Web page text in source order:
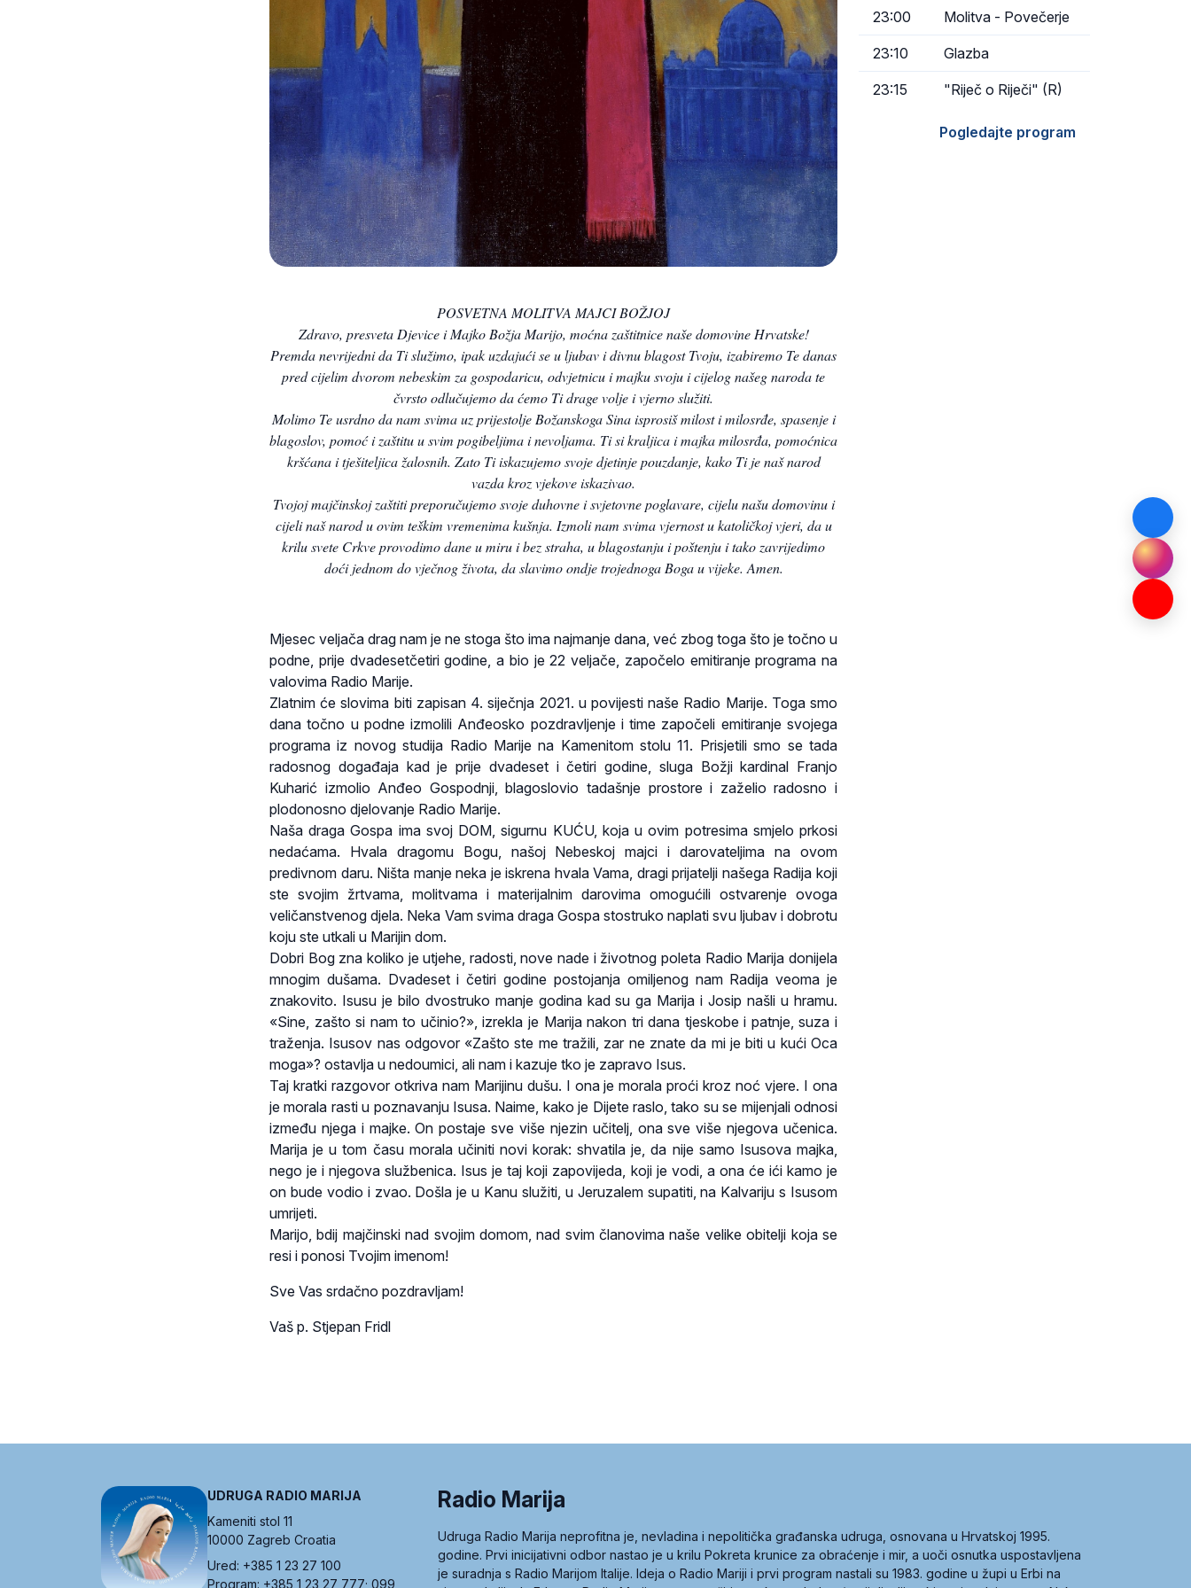
POSVETNA MOLITVA MAJCI BOŽJOJ
Zdravo, presveta Djevice i Majko Božja Marijo, moćna zaštitnice naše domovine Hrvatske!
Premda nevrijedni da Ti služimo, ipak uzdajući se u ljubav i divnu blagost Tvoju, izabiremo Te danas
pred cijelim dvorom nebeskim za gospodaricu, odvjetnicu i majku svoju i cijelog našeg naroda te
čvrsto odlučujemo da ćemo Ti drage volje i vjerno služiti.
Molimo Te usrdno da nam svima uz prijestolje Božanskoga Sina isprosiš milost i milosrđe, spasenje i
blagoslov, pomoć i zaštitu u svim pogibeljima i nevoljama. Ti si kraljica i majka milosrđa, pomoćnica
kršćana i tješiteljica žalosnih. Zato Ti iskazujemo svoje djetinje pouzdanje, kako Ti je naš narod
vazda kroz vjekove iskazivao.
Tvojoj majčinskoj zaštiti preporučujemo svoje duhovne i svjetovne poglavare, cijelu našu domovinu i
cijeli naš narod u ovim teškim vremenima kušnja. Izmoli nam svima vjernost u katoličkoj vjeri, da u
krilu svete Crkve provodimo dane u miru i bez straha, u blagostanju i poštenju i tako zavrijedimo
doći jednom do vječnog života, da slavimo ondje trojednoga Boga u vijeke. Amen.
Mjesec veljača drag nam je ne stoga što ima najmanje dana, već zbog toga što je točno u
podne, prije dvadesetčetiri godine, a bio je 22 veljače, započelo emitiranje programa na
valovima Radio Marije.
Zlatnim će slovima biti zapisan 4. siječnja 2021. u povijesti naše Radio Marije. Toga smo
dana točno u podne izmolili Anđeosko pozdravljenje i time započeli emitiranje svojega
programa iz novog studija Radio Marije na Kamenitom stolu 11. Prisjetili smo se tada
radosnog događaja kad je prije dvadeset i četiri godine, sluga Božji kardinal Franjo
Kuharić izmolio Anđeo Gospodnji, blagoslovio tadašnje prostore i zaželio radosno i
plodonosno djelovanje Radio Marije.
Naša draga Gospa ima svoj DOM, sigurnu KUĆU, koja u ovim potresima smjelo prkosi
nedaćama. Hvala dragomu Bogu, našoj Nebeskoj majci i darovateljima na ovom
predivnom daru. Ništa manje neka je iskrena hvala Vama, dragi prijatelji našega Radija koji
ste svojim žrtvama, molitvama i materijalnim darovima omogućili ostvarenje ovoga
veličanstvenog djela. Neka Vam svima draga Gospa stostruko naplati svu ljubav i dobrotu
koju ste utkali u Marijin dom.
Dobri Bog zna koliko je utjehe, radosti, nove nade i životnog poleta Radio Marija donijela
mnogim dušama. Dvadeset i četiri godine postojanja omiljenog nam Radija veoma je
znakovito. Isusu je bilo dvostruko manje godina kad su ga Marija i Josip našli u hramu.
«Sine, zašto si nam to učinio?», izrekla je Marija nakon tri dana tjeskobe i patnje, suza i
traženja. Isusov nas odgovor «Zašto ste me tražili, zar ne znate da mi je biti u kući Oca
moga»? ostavlja u nedoumici, ali nam i kazuje tko je zapravo Isus.
Taj kratki razgovor otkriva nam Marijinu dušu. I ona je morala proći kroz noć vjere. I ona
je morala rasti u poznavanju Isusa. Naime, kako je Dijete raslo, tako su se mijenjali odnosi
između njega i majke. On postaje sve više njezin učitelj, ona sve više njegova učenica.
Marija je u tom času morala učiniti novi korak: shvatila je, da nije samo Isusova majka,
nego je i njegova službenica. Isus je taj koji zapovijeda, koji je vodi, a ona će ići kamo je
on bude vodio i zvao. Došla je u Kanu služiti, u Jeruzalem supatiti, na Kalvariju s Isusom
umrijeti.
Marijo, bdij majčinski nad svojim domom, nad svim članovima naše velike obitelji koja se
resi i ponosi Tvojim imenom!
Sve Vas srdačno pozdravljam!
Vaš p. Stjepan Fridl
23:00 Molitva - Povečerje
23:10 Glazba
23:15 "Riječ o Riječi" (R)
Pogledajte program
UDRUGA RADIO MARIJA
Kameniti stol 11
10000 Zagreb Croatia
Ured: +385 1 23 27 100
Program: +385 1 23 27 777; 099
Radio Marija
Udruga Radio Marija neprofitna je, nevladina i nepolitička građanska udruga, osnovana u Hrvatskoj 1995.
godine. Prvi inicijativni odbor nastao je u krilu Pokreta krunice za obraćenje i mir, a uoči osnutka uspostavljena
je suradnja s Radio Marijom Italije. Ideja o Radio Mariji i prvi program nastali su 1983. godine u župi u Erbi na